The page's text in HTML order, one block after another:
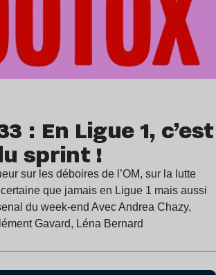
: En Ligue 1, c’est
sprint !
sur les déboires de l’OM, sur la lutte
que jamais en Ligue 1 mais aussi
du week-end Avec Andrea Chazy,
Gavard, Léna Bernard